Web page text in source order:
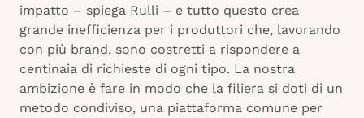
impatto – spiega Rulli – e tutto questo crea
grande inefficienza per i produttori che, lavorando
con più brand, sono costretti a rispondere a
centinaia di richieste di ogni tipo. La nostra
ambizione è fare in modo che la filiera si doti di un
metodo condiviso, una piattaforma comune per